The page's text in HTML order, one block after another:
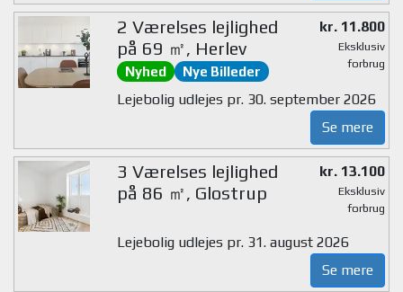
2 Værelses lejlighed
på 69 ㎡, Herlev
Nyhed Nye Billeder
kr. 11.800
Eksklusiv
forbrug
Lejebolig udlejes pr. 30. september 2026
Se mere
3 Værelses lejlighed
på 86 ㎡, Glostrup
kr. 13.100
Eksklusiv
forbrug
Lejebolig udlejes pr. 31. august 2026
Se mere